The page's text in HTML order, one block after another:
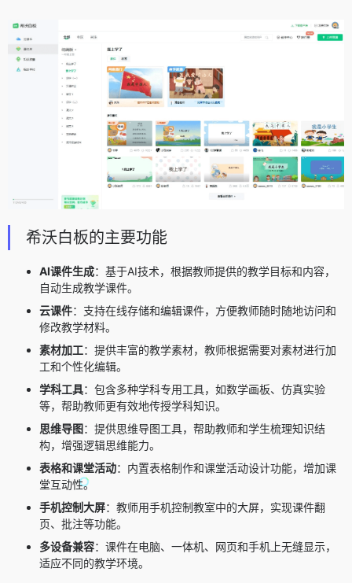
希沃白板的主要功能
AI课件生成：基于AI技术，根据教师提供的教学目标和内容，
自动生成教学课件。
云课件：支持在线存储和编辑课件，方便教师随时随地访问和
修改教学材料。
素材加工：提供丰富的教学素材，教师根据需要对素材进行加
工和个性化编辑。
学科工具：包含多种学科专用工具，如数学画板、仿真实验
等，帮助教师更有效地传授学科知识。
思维导图：提供思维导图工具，帮助教师和学生梳理知识结
构，增强逻辑思维能力。
表格和课堂活动：内置表格制作和课堂活动设计功能，增加课
堂互动性。
手机控制大屏：教师用手机控制教室中的大屏，实现课件翻
页、批注等功能。
多设备兼容：课件在电脑、一体机、网页和手机上无缝显示，
适应不同的教学环境。